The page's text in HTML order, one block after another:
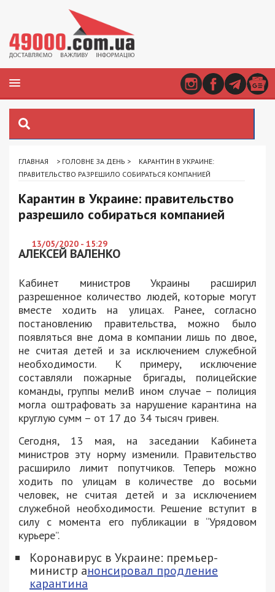
ГЛАВНАЯ > ГОЛОВНЕ ЗА ДЕНЬ >
КАРАНТИН В УКРАИНЕ:
ПРАВИТЕЛЬСТВО РАЗРЕШИЛО СОБИРАТЬСЯ КОМПАНИЕЙ
Карантин в Украине: правительство
разрешило собираться компанией
13/05/2020 - 15:29
АЛЕКСЕЙ ВАЛЕНКО
Кабинет министров Украины расширил
разрешенное количество людей, которые могут
вместе ходить на улицах. Ранее, согласно
постановлению правительства, можно было
появляться вне дома в компании лишь по двое,
не считая детей и за исключением служебной
необходимости. К примеру, исключение
составляли пожарные бригады, полицейские
команды, группы мелиВ ином случае – полиция
могла оштрафовать за нарушение карантина на
круглую сумм – от 17 до 34 тысяч гривен.
Сегодня, 13 мая, на заседании Кабинета
министров эту норму изменили. Правительство
расширило лимит попутчиков. Теперь можно
ходить по улицам в количестве до восьми
человек, не считая детей и за исключением
служебной необходимости. Решение вступит в
силу с момента его публикации в “Урядовом
курьере”.
Коронавирус в Украине: премьер-
министр анонсировал продление
карантина